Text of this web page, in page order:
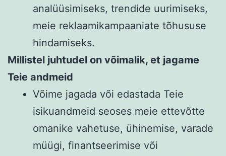
analüüsimiseks, trendide uurimiseks,
meie reklaamikampaaniate tõhususe
hindamiseks.
Millistel juhtudel on võimalik, et jagame
Teie andmeid
Võime jagada või edastada Teie
isikuandmeid seoses meie ettevõtte
omanike vahetuse, ühinemise, varade
müügi, finantseerimise või